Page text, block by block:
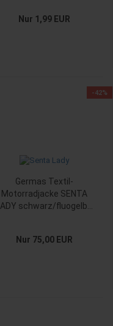
Nur 1,99 EUR
-42%
Germas Textil-
Motorradjacke SENTA
LADY schwarz/fluogelb...
Nur 75,00 EUR